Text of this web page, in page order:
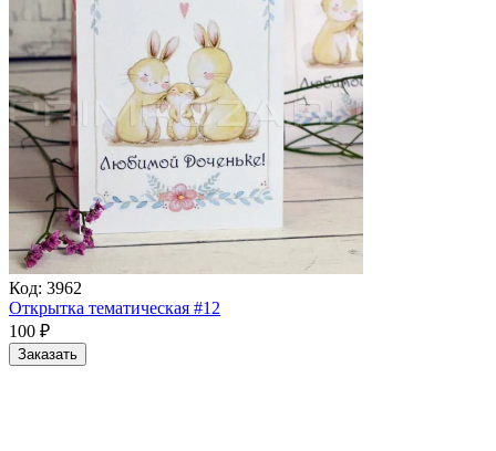
Код: 3962
Открытка тематическая #12
100 ₽
Заказать